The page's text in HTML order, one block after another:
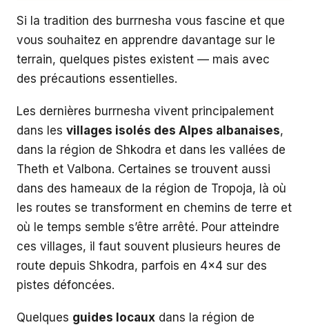
Si la tradition des burrnesha vous fascine et que
vous souhaitez en apprendre davantage sur le
terrain, quelques pistes existent — mais avec
des précautions essentielles.
Les dernières burrnesha vivent principalement
dans les villages isolés des Alpes albanaises,
dans la région de Shkodra et dans les vallées de
Theth et Valbona. Certaines se trouvent aussi
dans des hameaux de la région de Tropoja, là où
les routes se transforment en chemins de terre et
où le temps semble s’être arrêté. Pour atteindre
ces villages, il faut souvent plusieurs heures de
route depuis Shkodra, parfois en 4x4 sur des
pistes défoncées.
Quelques guides locaux dans la région de